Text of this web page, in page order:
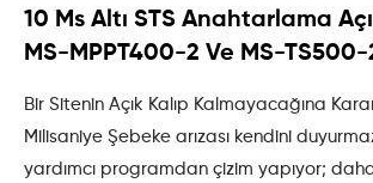
10 Ms Altı STS Anahtarlama
MS-MPPT400-2 Ve MS-TS500-
Bir Sitenin Açık Kalıp Kalmayacağına
Milisaniye Şebeke arızası kendini
yardımcı programdan çizim yapıyor;